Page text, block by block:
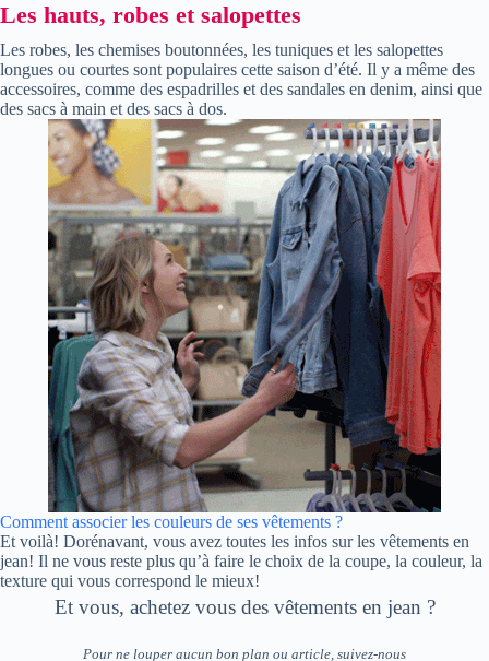
Les hauts, robes et salopettes
Les robes, les chemises boutonnées, les tuniques et les salopettes
longues ou courtes sont populaires cette saison d’été. Il y a même des
accessoires, comme des espadrilles et des sandales en denim, ainsi que
des sacs à main et des sacs à dos.
Comment associer les couleurs de ses vêtements ?
Et voilà! Dorénavant, vous avez toutes les infos sur les vêtements en
jean! Il ne vous reste plus qu’à faire le choix de la coupe, la couleur, la
texture qui vous correspond le mieux!
Et vous, achetez vous des vêtements en jean ?
Pour ne louper aucun bon plan ou article, suivez-nous